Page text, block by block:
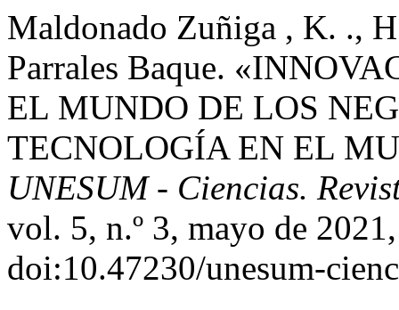
Maldonado Zuñiga , K. .,
Parrales Baque.
EL MUNDO DE LOS
TECNOLOGÍA EN EL
UNESUM - Ciencias.
vol. 5, n.º 3, mayo de
doi:10.47230/unesum-